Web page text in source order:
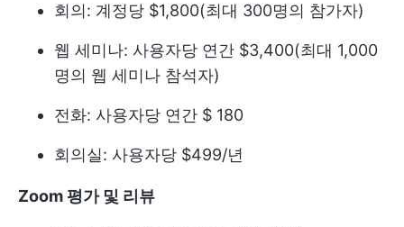
회의: 계정당 $1,800(최대 300명의 참가자)
웹 세미나: 사용자당 연간 $3,400(최대 1,000
명의 웹 세미나 참석자)
전화: 사용자당 연간 $ 180
회의실: 사용자당 $499/년
Zoom 평가 및 리뷰